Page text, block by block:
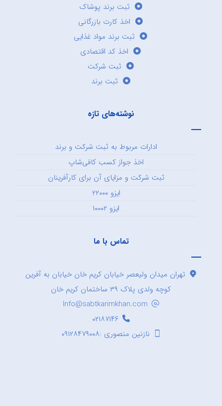
ثبت برند پوشاک
اخذ کارت بازرگانی
ثبت برند مواد غذایی
اخذ کد اقتصادی
ثبت شرکت
ثبت برند
نوشته‌های تازه
ادارات مربوط به ثبت شرکت و برند
اخذ جواز کسب کافی‌شاپ
ثبت شرکت و مزایای آن برای کارآفرینان
ایزو ۲۲۰۰۰
ایزو ۱۰۰۰۲
تماس با ما
تهران میدان ولیعصر خیابان کریم خان خیابان به آفرین
کوچه ولدی پلاک ۳۹ ساختمان کریم خان
Info@sabtkarimkhan.com
۰۲۱۸۷۱۴۶
نازنین منصوری :۰۹۱۲۸۴۷۹۰۰۸